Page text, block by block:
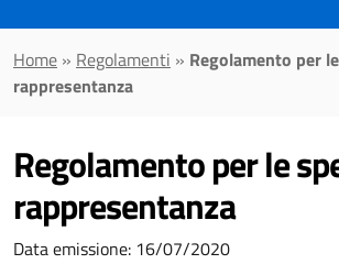
cercare
Home » Regolamenti » Regolamento per
rappresentanza
Regolamento per le
rappresentanza
Data emissione: 16/07/2020